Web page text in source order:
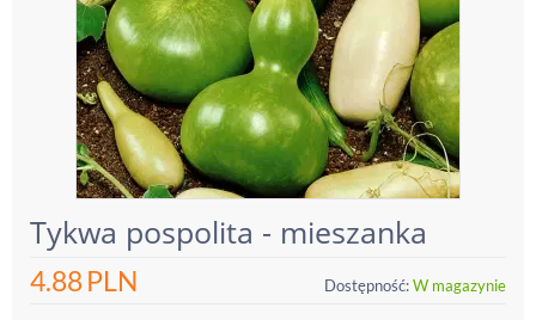
Tykwa pospolita - mieszanka
4.88PLN Dostępność:W magazynie